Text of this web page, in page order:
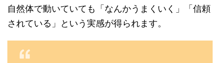
自然体で動いていても「なんかうまくいく」「信頼
されている」という実感が得られます。